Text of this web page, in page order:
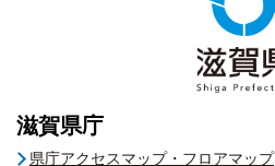
滋賀県庁
県庁アクセスマップ・フロアマップ